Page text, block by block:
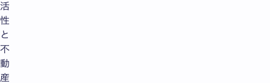
活
性
と
不
動
産